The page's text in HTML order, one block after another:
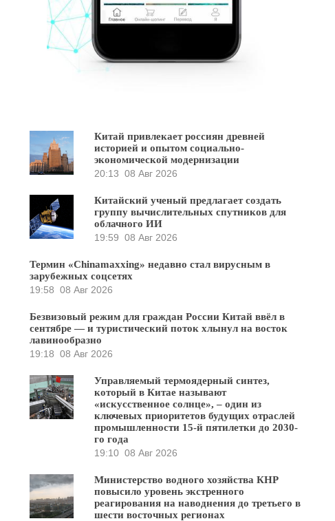
Китай привлекает россиян древней
историей и опытом социально-
экономической модернизации
20:13 08 Авг 2026
Китайский ученый предлагает создать
группу вычислительных спутников для
облачного ИИ
19:59 08 Авг 2026
Термин «Chinamaxxing» недавно стал вирусным в
зарубежных соцсетях
19:58 08 Авг 2026
Безвизовый режим для граждан России Китай ввёл в
сентябре — и туристический поток хлынул на восток
лавинообразно
19:18 08 Авг 2026
Управляемый термоядерный синтез,
который в Китае называют
«искусственное солнце», – один из
ключевых приоритетов будущих отраслей
промышленности 15-й пятилетки до 2030-
го года
19:10 08 Авг 2026
Министерство водного хозяйства КНР
повысило уровень экстренного
реагирования на наводнения до третьего в
шести восточных регионах